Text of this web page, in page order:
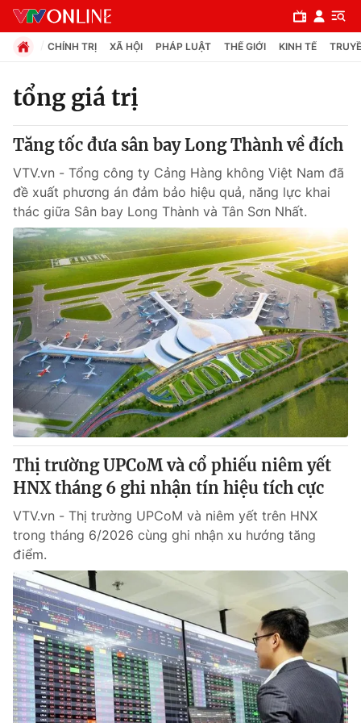
Chuyên mục
Xã hội
Pháp luật
Y tế
Thế giới
Tin tức
Thế giới đó đây
Câu chuyện quốc tế
Kinh tế
Tài chính
Thị trường
Góc doanh nghiệp
Dữ liệu và đời sống
Truyền hình
Phim VTV
Hậu trường
Nhân vật
Khán giả
Giải sao mai
Giải trí
Điện ảnh
Âm nhạc
Sao
Đời sống
Du lịch
Làm đẹp
Chất lượng cuộc sống
Giáo dục
Tuyển sinh
Học trực tuyến
Công nghệ
Hitech Công nghệ tương lai
CHÍNH TRỊ XÃ HỘI PHÁP LUẬT THẾ GIỚI KINH TẾ
tổng giá trị
Tăng tốc đưa sân bay Long Thành về đích
VTV.vn - Tổng công ty Cảng Hàng không Việt Nam đã
đề xuất phương án đảm bảo hiệu quả, năng lực khai
thác giữa Sân bay Long Thành và Tân Sơn Nhất.
Thị trường UPCoM và cổ phiếu niêm yết
HNX tháng 6 ghi nhận tín hiệu tích cực
VTV.vn - Thị trường UPCoM và niêm yết trên HNX
trong tháng 6/2026 cùng ghi nhận xu hướng tăng
điểm.